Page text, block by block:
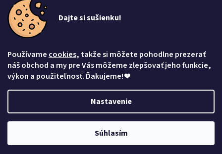
Dajte si sušienku!
Používame cookies, takže si môžete pohodlne prezerať
náš obchod a my pre Vás môžeme zlepšovať jeho funkcie,
výkon a použiteľnosť. Ďakujeme!❤
Nastavenie
Súhlasím
Email
Vložením e-mailu súhlasíte s
Prihlásiť sa
Vytvoril Shoptet
Mačacia mama. Všetky práva vyhradené.